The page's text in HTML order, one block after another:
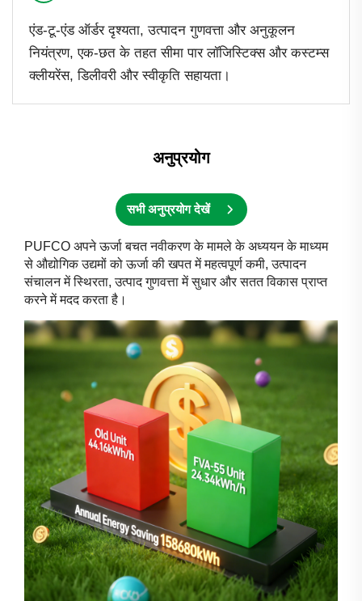
एंड-टू-एंड ऑर्डर दृश्यता, उत्पादन गुणवत्ता और अनुकूलन
नियंत्रण, एक-छत के तहत सीमा पार लॉजिस्टिक्स और कस्टम्स
क्लीयरेंस, डिलीवरी और स्वीकृति सहायता।
अनुप्रयोग
सभी अनुप्रयोग देखें
PUFCO अपने ऊर्जा बचत नवीकरण के मामले के अध्ययन के माध्यम
से औद्योगिक उद्यमों को ऊर्जा की खपत में महत्वपूर्ण कमी, उत्पादन
संचालन में स्थिरता, उत्पाद गुणवत्ता में सुधार और सतत विकास प्राप्त
करने में मदद करता है।